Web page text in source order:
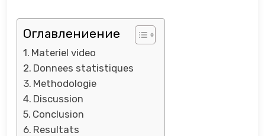
Оглавлениение
Materiel video
Donnees statistiques
Methodologie
Discussion
Conclusion
Resultats